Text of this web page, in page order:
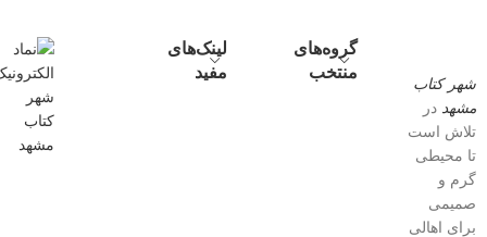
شهر کتاب
مشهد در
تلاش است
تا محیطی
گرم و
صمیمی
برای اهالی
گروه‌های
منتخب
لینک‌های
مفید